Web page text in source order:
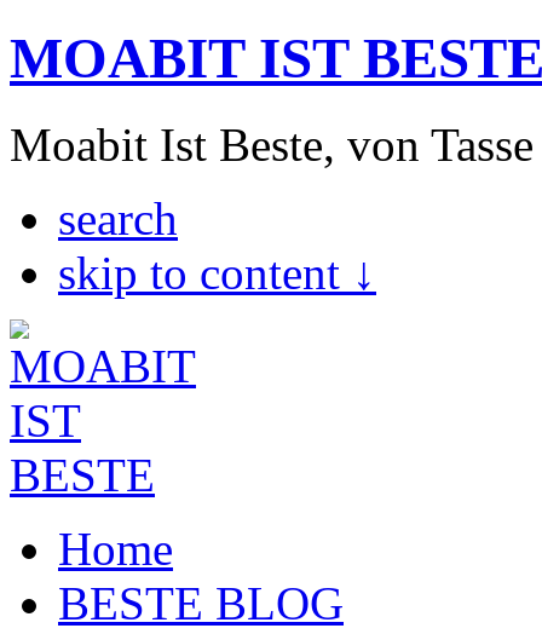
MOABIT IST
Moabit Ist Beste, von
search
skip to content ↓
Home
BESTE BLOG